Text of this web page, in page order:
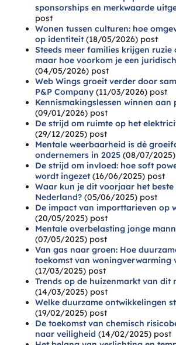
sponsorships en merkwaarde
post
Wonen tussen culturen: hoe
op identiteit(18/05/2026) post
Steeds meer families krijgen ruzie
maar hoe voorkom je een
(04/05/2026) post
Web Wings groeit verder door
P&P Company (11/03/2026) post
Kennismakingslessen winnen
(09/01/2026) post
De strijd om ruimte op het
(29/12/2025) post
Mentale weerbaarheid is dé
ondernemers in 2025 (08/07/2025)
De strijd om invloed: hoe soft
wordt ingezet(16/06/2025) post
Waar kun je dit voorjaar het beste
Nederland? (05/06/2025) post
De impact van importtarieven op
(20/05/2025) post
Mentale overbelasting jonge
(07/05/2025) post
Van gas naar groen: Hoe
toekomst van woningverwarming
(17/03/2025) post
Trends op de huizenmarkt van dit
(14/03/2025) post
Welke duurzame ontwikkelingen
(19/02/2025) post
De toekomst van chemisch
naar veiligheid (14/02/2025) post